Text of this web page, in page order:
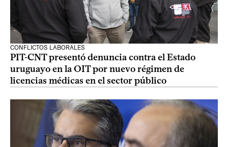
CONFLICTOS LABORALES
PIT-CNT presentó denuncia contra el Estado
uruguayo en la OIT por nuevo régimen de
licencias médicas en el sector público